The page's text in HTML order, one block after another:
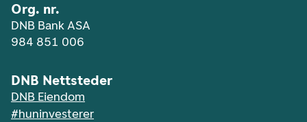
Org. nr.
DNB Bank ASA
984 851 006
DNB Nettsteder
DNB Eiendom
#huninvesterer